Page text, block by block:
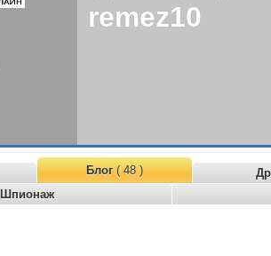
remez10
Блог( 48 )
Шпионаж